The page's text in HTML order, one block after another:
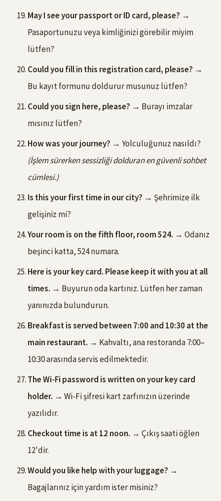
May I see your passport or ID card, please? →
Pasaportunuzu veya kimliğinizi görebilir miyim
lütfen?
Could you fill in this registration card, please? →
Bu kayıt formunu doldurur musunuz lütfen?
Could you sign here, please? → Burayı imzalar
mısınız lütfen?
How was your journey? → Yolculuğunuz nasıldı?
(İşlem sürerken sessizliği dolduran en güvenli sohbet
cümlesi.)
Is this your first time in our city? → Şehrimize ilk
gelişiniz mi?
Your room is on the fifth floor, room 524. → Odanız
beşinci katta, 524 numara.
Here is your key card. Please keep it with you at all
times. → Buyurun oda kartınız. Lütfen her zaman
yanınızda bulundurun.
Breakfast is served between 7:00 and 10:30 at the
main restaurant. → Kahvaltı, ana restoranda 7:00–
10:30 arasında servis edilmektedir.
The Wi-Fi password is written on your key card
holder. → Wi-Fi şifresi kart zarfınızın üzerinde
yazılıdır.
Checkout time is at 12 noon. → Çıkış saati öğlen
12'dir.
Would you like help with your luggage? →
Bagajlarınız için yardım ister misiniz?